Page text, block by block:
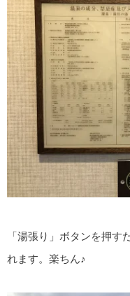
「湯張り」ボタンを押
れます。楽ちん♪